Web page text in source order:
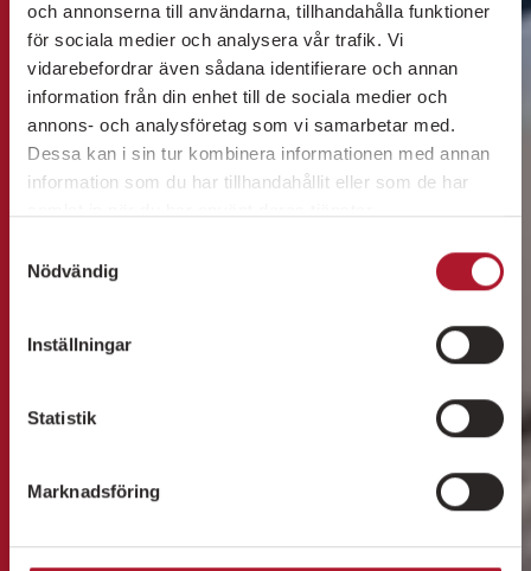
och annonserna till användarna, tillhandahålla funktioner
för sociala medier och analysera vår trafik. Vi
vidarebefordrar även sådana identifierare och annan
information från din enhet till de sociala medier och
annons- och analysföretag som vi samarbetar med.
Dessa kan i sin tur kombinera informationen med annan
information som du har tillhandahållit eller som de har
Nödvändig
Inställningar
Statistik
Marknadsföring